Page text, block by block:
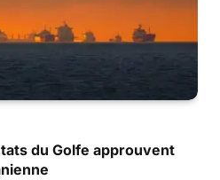
du Golfe approuvent